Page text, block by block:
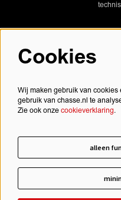
Cookies
Wij maken gebruik van
gebruik van chasse.nl te
Zie ook onze cookieverklaring.
alleen